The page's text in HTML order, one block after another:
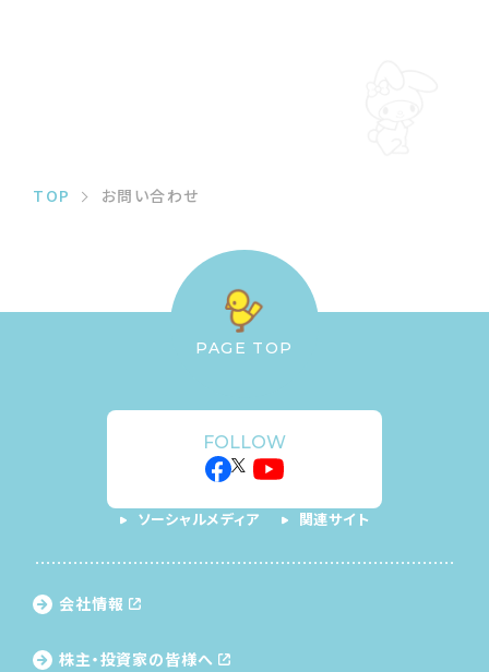
TOP お問い合わせ
PAGE TOP
FOLLOW
ソーシャルメディア 関連サイト
会社情報
株主・投資家の皆様へ